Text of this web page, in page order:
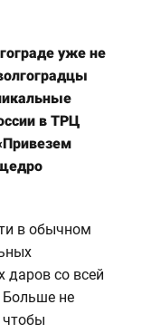
уже не
в ТРЦ
в обычном
даров со всей
Больше не